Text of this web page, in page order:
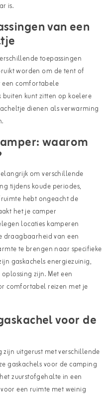
is.
van een
toepassingen
worden om de tent of
comfortabele
kunt zitten op koelere
dienen als verwarming
waarom
om verschillende
tijdens koude periodes,
hebt ongeacht de
het je camper
locaties kamperen
draagbaarheid van een
te brengen naar specifieke
gaskachels energiezuinig,
zijn. Met een
comfortabel reizen met je
voor de
uitgerust met verschillende
gaskachels voor de camping
zuurstofgehalte in een
een ruimte met weinig